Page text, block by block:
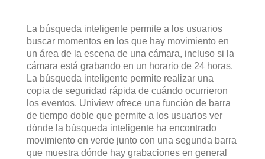
La búsqueda inteligente permite a los usuarios
buscar momentos en los que hay movimiento en
un área de la escena de una cámara, incluso si la
cámara está grabando en un horario de 24 horas.
La búsqueda inteligente permite realizar una
copia de seguridad rápida de cuándo ocurrieron
los eventos. Uniview ofrece una función de barra
de tiempo doble que permite a los usuarios ver
dónde la búsqueda inteligente ha encontrado
movimiento en verde junto con una segunda barra
que muestra dónde hay grabaciones en general